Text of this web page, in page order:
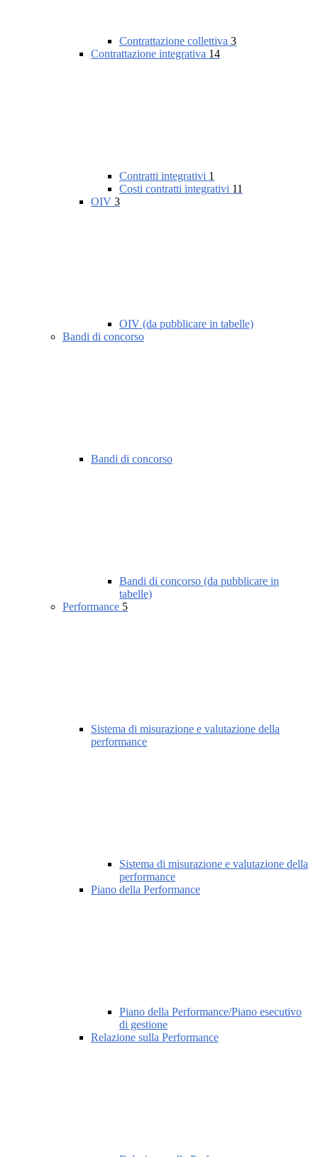
Contrattazione collettiva 3
Contrattazione integrativa 14
Contratti integrativi 1
Costi contratti integrativi 11
OIV 3
OIV (da pubblicare in tabelle)
Bandi di concorso
Bandi di concorso
Bandi di concorso (da pubblicare in
tabelle)
Performance 5
Sistema di misurazione e valutazione della
performance
Sistema di misurazione e valutazione della
performance
Piano della Performance
Piano della Performance/Piano esecutivo
di gestione
Relazione sulla Performance